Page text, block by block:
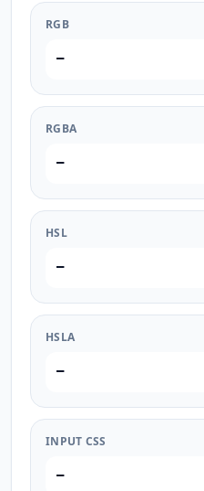
RGB
—
RGBA
—
HSL
—
HSLA
—
INPUT CSS
—